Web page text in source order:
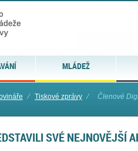
MLÁDEŽ
⁄ Tiskové zprávy ⁄ Členové
SVÉ NEJNOVĚJŠÍ